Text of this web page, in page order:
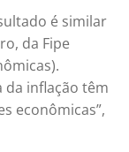
é similar
da Fipe
da inflação têm
econômicas”,